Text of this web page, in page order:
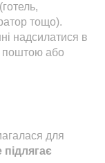
тощо).
надсилатися в
поштою або
для
підлягає